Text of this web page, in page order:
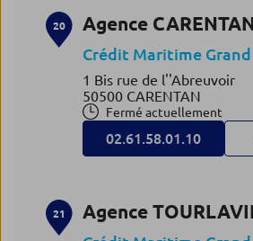
20 Agence
Crédit Maritime
1 Bis rue de l''Abreuvoir
50500 CARENTAN
Fermé actuellement
02.61.58.01.10
21 Agence